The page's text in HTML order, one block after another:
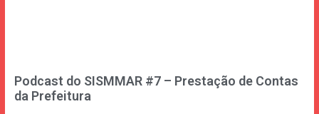
Podcast do SISMMAR #7 – Prestação de Contas
da Prefeitura